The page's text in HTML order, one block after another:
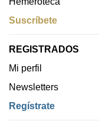
Suscríbete
REGISTRADOS
Mi perfil
Newsletters
Regístrate